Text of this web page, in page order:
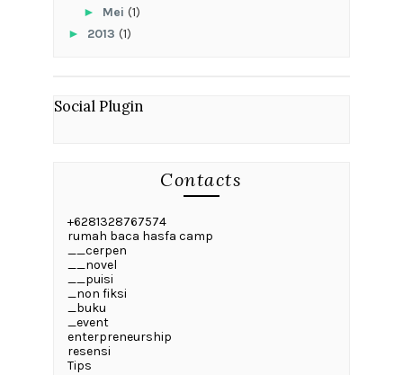
► Mei (1)
► 2013 (1)
Social Plugin
Contacts
+6281328767574
rumah baca hasfa camp
__cerpen
__novel
__puisi
_non fiksi
_buku
_event
enterpreneurship
resensi
Tips